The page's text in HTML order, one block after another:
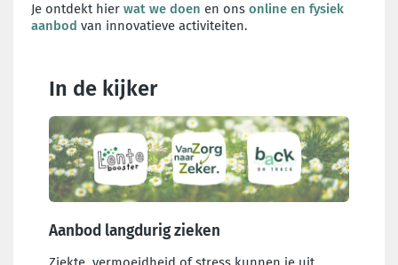
Je ontdekt hier wat we doen en ons online en fysiek
aanbod van innovatieve activiteiten.
In de kijker
Aanbod langdurig zieken